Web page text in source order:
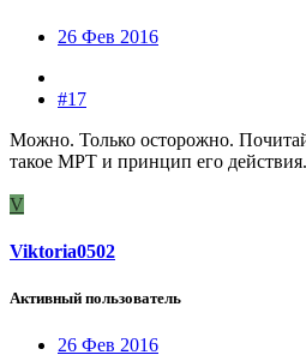
26 Фев 2016
#17
Можно. Только осторожно.
такое МРТ и принцип его действия.
V
Viktoria0502
Активный пользователь
26 Фев 2016